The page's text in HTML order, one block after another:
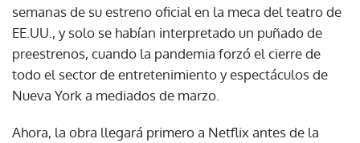
semanas de su estreno oficial en la meca del teatro de
EE.UU., y solo se habían interpretado un puñado de
preestrenos, cuando la pandemia forzó el cierre de
todo el sector de entretenimiento y espectáculos de
Nueva York a mediados de marzo.
Ahora, la obra llegará primero a Netflix antes de la